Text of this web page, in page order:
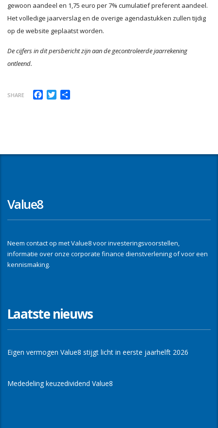
gewoon aandeel en 1,75 euro per 7% cumulatief preferent aandeel.
Het volledige jaarverslag en de overige agendastukken zullen tijdig
op de website geplaatst worden.
De cijfers in dit persbericht zijn aan de gecontroleerde jaarrekening
ontleend.
SHARE Facebook
Twitter
Value8
Neem contact op met Value8 voor investeringsvoorstellen,
informatie over onze corporate finance dienstverlening of voor een
kennismaking.
Laatste nieuws
Eigen vermogen Value8 stijgt licht in eerste jaarhelft 2026
Mededeling keuzedividend Value8